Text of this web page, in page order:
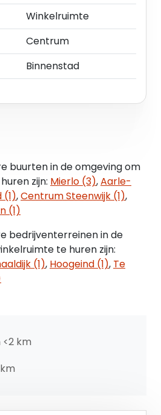
onder het
circa 195 plaatsen als één
voor het centrum
en de lift is de Elzas Passage
het overdekte
service- en promotiekosten
bedragen €
te vermeerderen met BTW,
Elzas
Winkelruimte
Centrum
Binnenstad
buurten in de omgeving om
zijn: Mierlo (3),Aarle-
(1),Centrum Steenwijk (1),
(1)
bedrijventerreinen in de
te huren zijn:
(1), Hoogeind (1), Te
km